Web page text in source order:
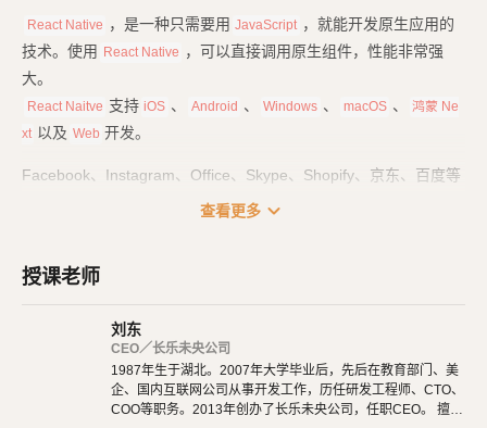
React Native ，是一种只需要用 JavaScript ，就能开发原生应用的
技术。使用
React Native ，可以直接调用原生组件，性能非常强
大。
React Naitve 支持 iOS 、 Android 、 Windows 、 macOS 、
鸿蒙 Ne
xt 以及 Web 开发。
Facebook、Instagram、Office、Skype、Shopify、京东、百度等
大量知名应用，也都使用了 React Native
基础篇：里面是
：项目都是由多个页面组成的，它们之间互相跳转、参数传
递、路由和 TabBar 的配置，都在这里学习。
：打好基础后，就要开始项目实战了。我们从零开始，一点
查看更多 expand_more
授课老师
刘东
CEO／长乐未央公司
1987年生于湖北。2007年大学毕业后，先后在教育部门、美
企、国内互联网公司从事开发工作，历任研发工程师、CTO、
COO等职务。2013年创办了长乐未央公司，任职CEO。 擅长